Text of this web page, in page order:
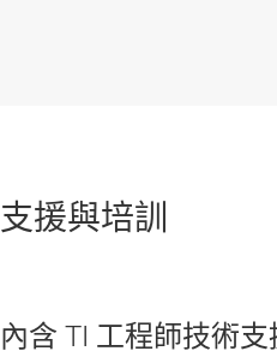
支援與培訓
內含 TI 工程師技術